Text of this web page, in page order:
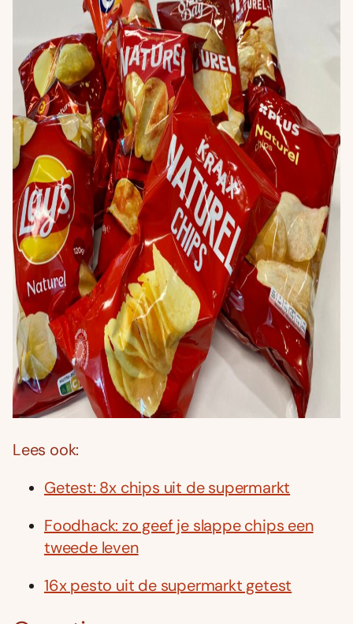
Lees ook:
Getest: 8x chips uit de supermarkt
Foodhack: zo geef je slappe chips een
tweede leven
16x pesto uit de supermarkt getest